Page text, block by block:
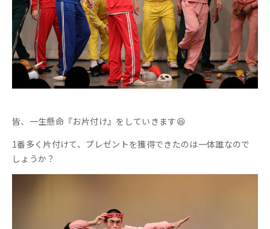
皆、一生懸命『お片付け』をしていきます😆
1番多く片付けて、プレゼントを獲得できたのは一体誰なので
しょうか？